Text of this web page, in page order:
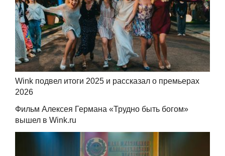
Wink подвел итоги 2025 и рассказал о премьерах
2026
Фильм Алексея Германа «Трудно быть богом»
вышел в Wink.ru